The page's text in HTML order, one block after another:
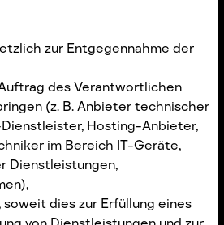
zur Entgegennahme der
des Verantwortlichen
(z. B. Anbieter technischer
Hosting-Anbieter,
im Bereich IT-Geräte,
Dienstleistungen,
dies zur Erfüllung eines